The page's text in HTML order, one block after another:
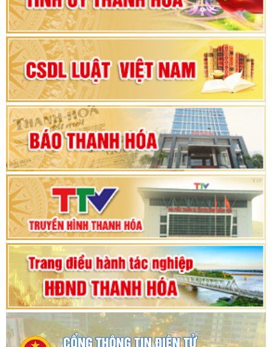
Đại hội đại biểu Đảng bộ xã Yên Thọ lần thứ I,
nhiệm kỳ 2025 – 2030
Đại hội Đảng bộ xã Yên Ninh lần thứ nhất,
nhiệm kỳ 2025 - 2030
Khai mạc Kỳ họp bất thường lần thứ 9, Quốc
hội khóa XV
Phiên thảo luận Kỳ họp thứ 24, HĐND tỉnh
Thanh Hóa khóa XVIII, nhiệm kỳ 2021 - 2026
Bế mạc Kỳ họp thứ hai bốn, Hội đồng nhân dân
tỉnh khoá XVIII